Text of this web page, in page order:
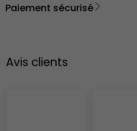
Paiement sécurisé
Avis clients